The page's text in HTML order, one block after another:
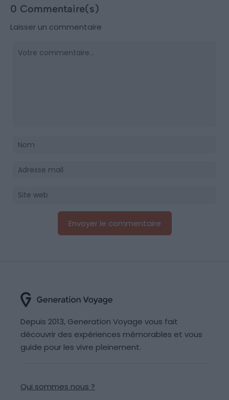
0 Commentaire(s)
Laisser un commentaire
Depuis 2013, Generation Voyage vous fait
découvrir des expériences mémorables et vous
guide pour les vivre pleinement.
Qui sommes nous ?